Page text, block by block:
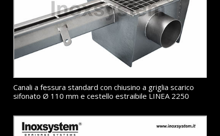
Canali a fessura standard con chiusino a griglia scarico
sifonato Ø 110 mm e cestello estraibile LINEA 2250